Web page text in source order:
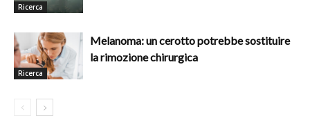
Ricerca
Ricerca
Melanoma: un cerotto potrebbe sostituire
la rimozione chirurgica